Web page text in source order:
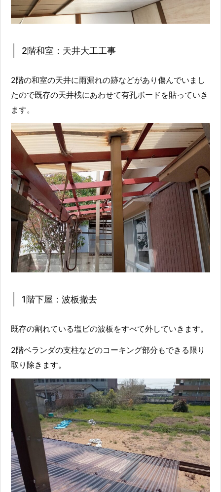
2階和室：天井大工工事
2階の和室の天井に雨漏れの跡などがあり傷んでいまし
たので既存の天井桟にあわせて有孔ボードを貼っていき
ます。
1階下屋：波板撤去
既存の割れている塩ビの波板をすべて外していきます。
2階ベランダの支柱などのコーキング部分もできる限り
取り除きます。